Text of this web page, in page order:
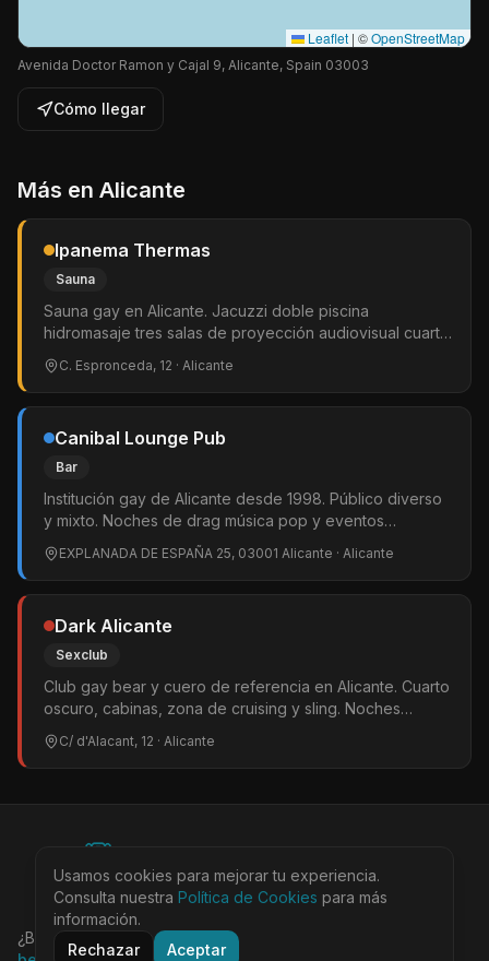
Leaflet | ©OpenStreetMap
Avenida Doctor Ramon y Cajal 9, Alicante, Spain 03003
Cómo llegar
Más en Alicante
Ipanema Thermas
Sauna
Sauna gay en Alicante. Jacuzzi doble piscina
hidromasaje tres salas de proyección audiovisual cuarto
oscuro sauna finlandesa sauna de vapor y café-bar.
Exclusivamente masculina.
C. Espronceda, 12 · Alicante
Canibal Lounge Pub
Bar
Institución gay de Alicante desde 1998. Público diverso
y mixto. Noches de drag música pop y eventos
especiales. Encuentro LGTBIQ+ en inglés los jueves.
Dos terrazas en la Explanada.
EXPLANADA DE ESPAÑA 25, 03001 Alicante · Alicante
Dark Alicante
Sexclub
Club gay bear y cuero de referencia en Alicante. Cuarto
oscuro, cabinas, zona de cruising y sling. Noches
temáticas Underwear los viernes alternos. Ambiente
para bears, admirers y cuero. Solo hombres.
C/ d'Alacant, 12 · Alicante
©
Ciudades LocalesAgenda TiendaMás
Aviso LegalPrivacidad CookiesTérminos
¿Buscas la guía completa de Barcelona?
Usamos cookies para mejorar tu experiencia.
Consulta nuestra Política de Cookies para más
información.
Rechazar
Aceptar